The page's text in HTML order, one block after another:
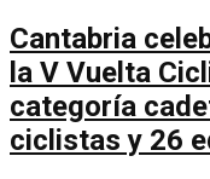
Cantabria
la V Vuelta
categoría
ciclistas y 26